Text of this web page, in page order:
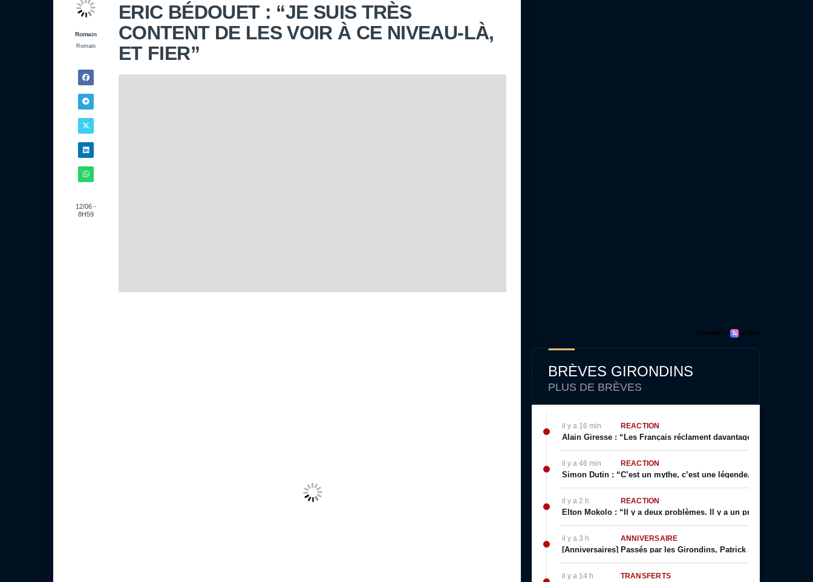
Romain
Romain
12/06 -
8H59
ERIC BÉDOUET : “JE SUIS TRÈS
CONTENT DE LES VOIR À CE NIVEAU-LÀ,
ET FIER”
BRÈVES GIRONDINS
PLUS DE BRÈVES
il y a 16 min RÉACTION
Alain Giresse : “Les Français réclament davantage : ils veulent
il y a 46 min RÉACTION
Simon Dutin : “C’est un mythe, c’est une légende, on a décidé
il y a 2 h RÉACTION
Elton Mokolo : “Il y a deux problèmes. Il y a un problème de
il y a 3 h ANNIVERSAIRE
[Anniversaires] Passés par les Girondins, Patrick Sanz fête son
il y a 14 h TRANSFERTS